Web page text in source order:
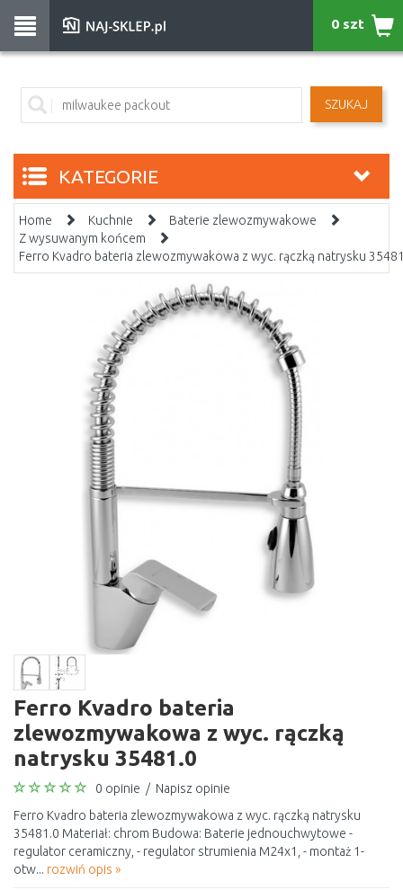
SZUKAJ
0 szt
KATEGORIE
Home Kuchnie
Baterie zlewozmywakowe
Z wysuwanym końcem
Ferro Kvadro bateria zlewozmywakowa z wyc. rączką natrysku
Ferro Kvadro bateria
zlewozmywakowa z wyc. rączką
natrysku 35481.0
0 opinie / Napisz opinie
Ferro Kvadro bateria zlewozmywakowa z wyc. rączką natrysku
35481.0 Materiał: chrom Budowa: Baterie jednouchwytowe -
regulator ceramiczny, - regulator strumienia M24x1, - montaż 1-
otw... rozwiń opis »